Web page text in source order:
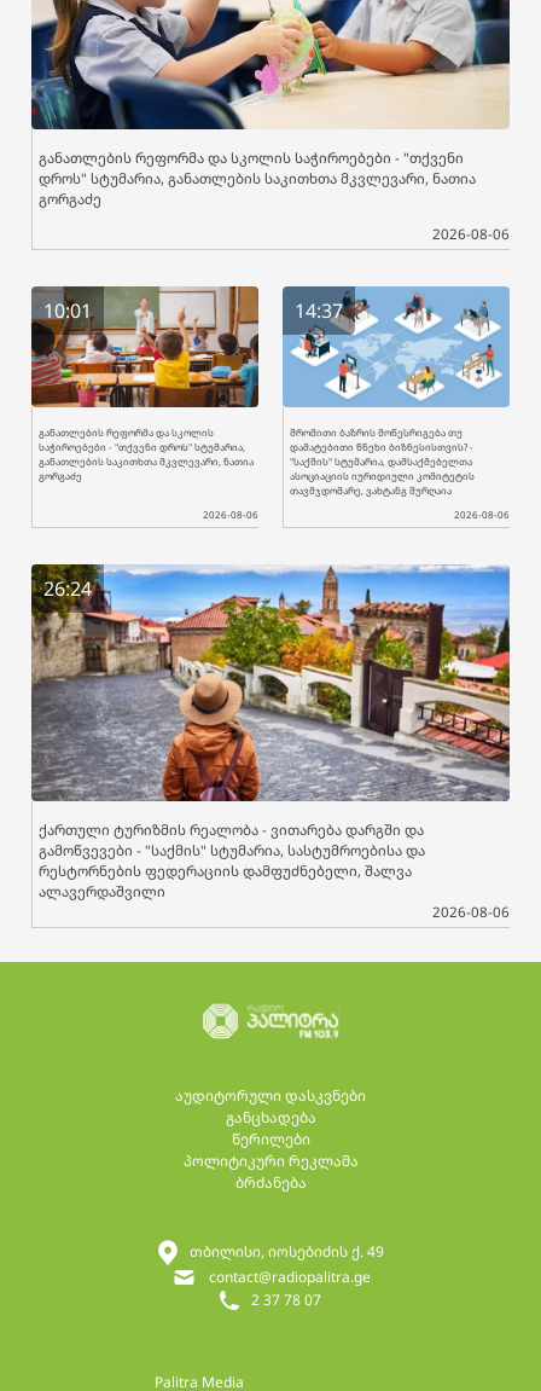
განათლების რეფორმა და სკოლის საჭიროებები - "თქვენი
დროს" სტუმარია, განათლების საკითხთა მკვლევარი, ნათია
გორგაძე
2026-08-06
10:01
განათლების რეფორმა და სკოლის
საჭიროებები - "თქვენი დროს" სტუმარია,
განათლების საკითხთა მკვლევარი, ნათია
გორგაძე
2026-08-06
14:37
შრომითი ბაზრის მოწესრიგება თუ
დამატებითი წნეხი ბიზნესისთვის? -
"საქმის" სტუმარია, დამსაქმებელთა
ასოციაციის იურიდიული კომიტეტის
თავმჯდომარე, ვახტანგ შურღაია
2026-08-06
26:24
ქართული ტურიზმის რეალობა - ვითარება დარგში და
გამოწვევები - "საქმის" სტუმარია, სასტუმროებისა და
რესტორნების ფედერაციის დამფუძნებელი, შალვა
ალავერდაშვილი
2026-08-06
აუდიტორული დასკვნები
განცხადება
წერილები
პოლიტიკური რეკლამა
ბრძანება
Palitra Media
2 37 78 07
contact@radiopalitra.ge
თბილისი, იოსებიძის ქ. 49